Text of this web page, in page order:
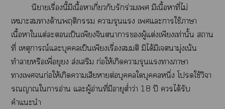
นิยายเรื่องนี้มีเนื้อาเกี่ยวกับรักร่วมเ มีเนื้อาที่ไม่
เาะาด้านพฤติกรรม ารุนแรง เแะาใช้าา
เนื้อาใแต่ะเป็นเพียงจินตนาการผู้แต่งเพียงเท่านั้น สถาน
ที่ เหตุการณ์แะบุคคลเป็นเพียงเรื่องสมมติ มิได้มีเามุ่งเน้น
ทำาหรือเพื่อยุยง ส่งเสริม ก่อให้เกิดารุนแรงาาา
าเก่อให้เกิดาเสียาต่อบุคคลใบุคคลหนึ่ง โใช้วิจา
รณญาณใาอ่าน แะผู้อ่านที่มีอายุต่ำว่า 18 ปี ได้รับ
คำแะนำ